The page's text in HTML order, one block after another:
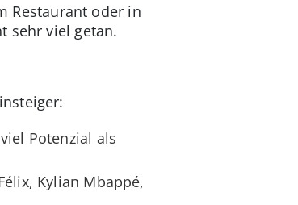
Restaurant oder in
sehr viel getan.
Potenzial als
Kylian Mbappé,